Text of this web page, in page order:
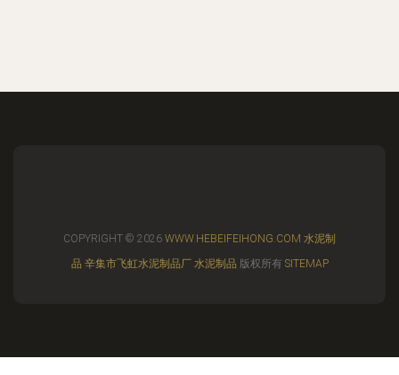
COPYRIGHT © 2026 WWW.HEBEIFEIHONG.COM 水泥制
品 辛集市飞虹水泥制品厂 水泥制品 版权所有 SITEMAP